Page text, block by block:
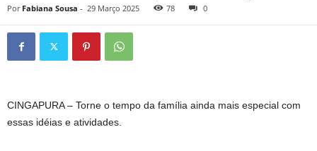
Por Fabiana Sousa - 29 Março 2025 78 0
CINGAPURA – Torne o tempo da família ainda mais especial com
essas idéias e atividades.